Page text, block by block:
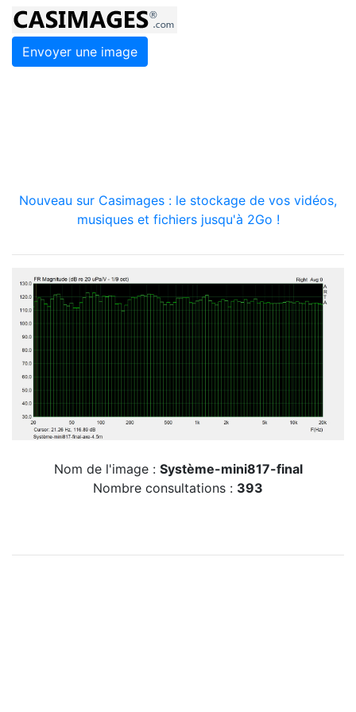
Envoyer une image
Nouveau sur Casimages : le stockage de vos vidéos,
musiques et fichiers jusqu'à 2Go !
Nom de l'image : Système-mini817-final
Nombre consultations : 393